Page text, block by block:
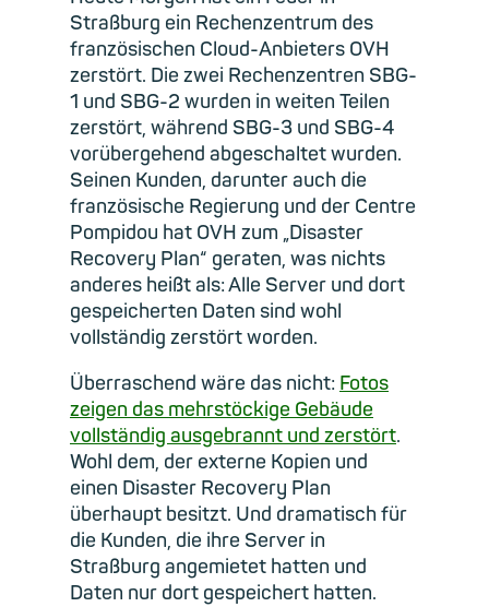
Straßburg ein Rechenzentrum des
französischen Cloud-Anbieters OVH
zerstört. Die zwei Rechenzentren SBG-
1 und SBG-2 wurden in weiten Teilen
zerstört, während SBG-3 und SBG-4
vorübergehend abgeschaltet wurden.
Seinen Kunden, darunter auch die
französische Regierung und der Centre
Pompidou hat OVH zum „Disaster
Recovery Plan“ geraten, was nichts
anderes heißt als: Alle Server und dort
gespeicherten Daten sind wohl
vollständig zerstört worden.
Überraschend wäre das nicht: Fotos
zeigen das mehrstöckige Gebäude
vollständig ausgebrannt und zerstört.
Wohl dem, der externe Kopien und
einen Disaster Recovery Plan
überhaupt besitzt. Und dramatisch für
die Kunden, die ihre Server in
Straßburg angemietet hatten und
Daten nur dort gespeichert hatten.